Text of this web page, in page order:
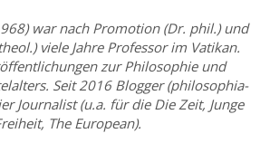
war nach Promotion (Dr. phil.) und
viele Jahre Professor im Vatikan.
zur Philosophie und
Seit 2016 Blogger (philosophia-
Journalist (u.a. für die Die Zeit, Junge
The European).